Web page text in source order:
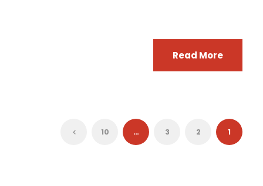
Read More
1
2
3
…
10